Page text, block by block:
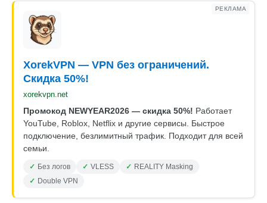
РЕКЛАМА
XorekVPN — VPN без ограничений.
Скидка 50%!
xorekvpn.net
Промокод NEWYEAR2026 — скидка 50%! Работает
YouTube, Roblox, Netflix и другие сервисы. Быстрое
подключение, безлимитный трафик. Подходит для всей
семьи.
Без логов VLESS
REALITY Masking
Double VPN